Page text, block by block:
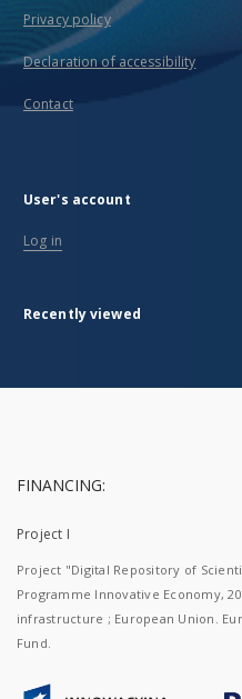
Privacy policy
Declaration of accessibility
Contact
User's account
Log in
Recently viewed
FINANCING:
Project I
Project "Digital Repository of
Programme Innovative Economy,
infrastructure ; European Union.
Fund.